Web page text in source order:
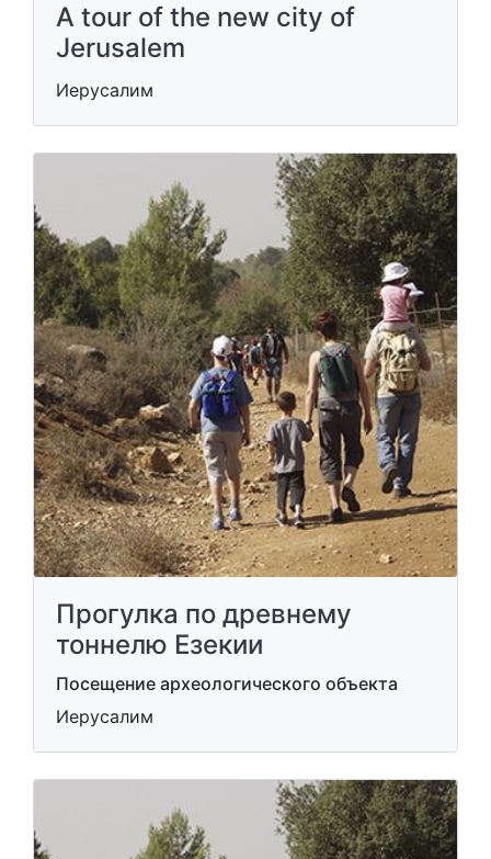
A tour of the new city of
Jerusalem
Иерусалим
Прогулка по древнему
тоннелю Езекии
Посещение археологического объекта
Иерусалим